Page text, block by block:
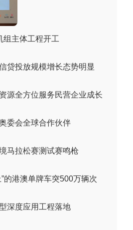
组主体工程开工
贷投放规模增长态势明显
源全方位服务民营企业成长
委会全球合作伙伴
马拉松赛测试赛鸣枪
的港澳单牌车突500万辆次
深度应用工程落地